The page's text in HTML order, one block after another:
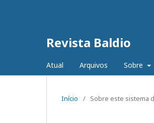
Revista Baldio
Atual Arquivos Sobre
Início / Sobre este sistema